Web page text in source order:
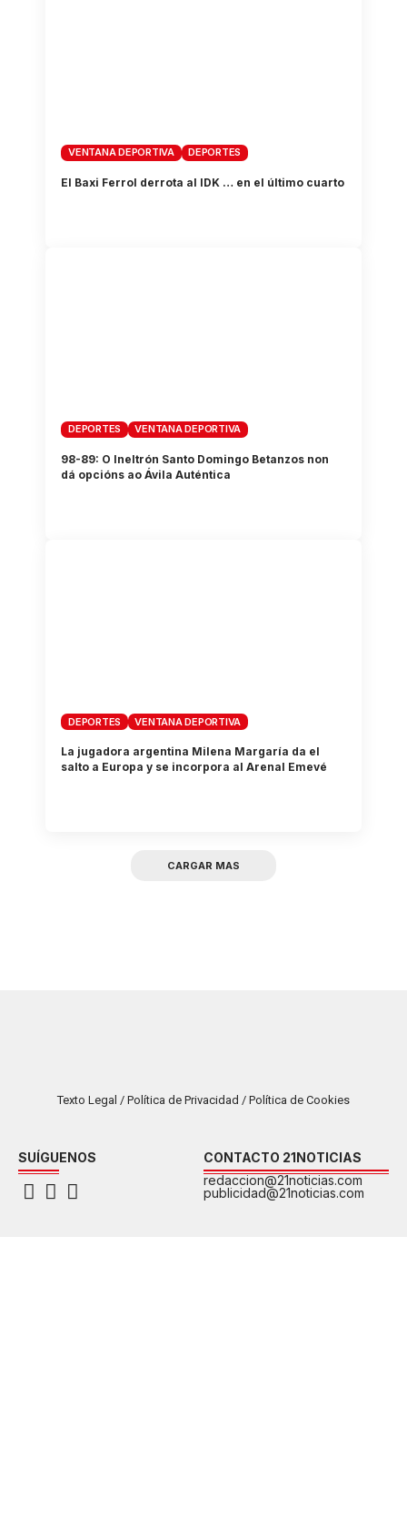
VENTANA DEPORTIVA DEPORTES
El Baxi Ferrol derrota al IDK … en el último cuarto
DEPORTES VENTANA DEPORTIVA
98-89: O Ineltrón Santo Domingo Betanzos non
dá opcións ao Ávila Auténtica
DEPORTES VENTANA DEPORTIVA
La jugadora argentina Milena Margaría da el
salto a Europa y se incorpora al Arenal Emevé
CARGAR MAS
Texto Legal / Política de Privacidad / Política de Cookies
SUÍGUENOS
CONTACTO 21NOTICIAS
redaccion@21noticias.com
publicidad@21noticias.com